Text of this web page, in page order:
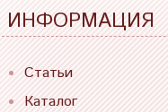
ИНФОРМАЦИЯ
Статьи
Каталог